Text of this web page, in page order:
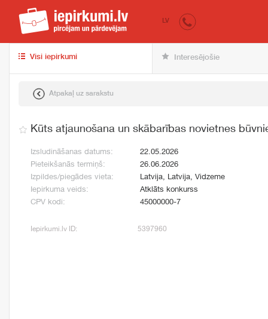
iepirkumi.lv
LV
Visi iepirkumi Interesējošie
Atpakaļ uz sarakstu
Kūts atjaunošana un skābarības novietnes
Izsludināšanas datums:
22.05.2026
Pieteikšanās termiņš:
26.06.2026
Izpildes/piegādes vieta:
Latvija, Latvija, Vidzeme
Iepirkuma veids:
Atklāts konkurss
CPV kodi:
45000000-7
Iepirkumi.lv ID: 5397960